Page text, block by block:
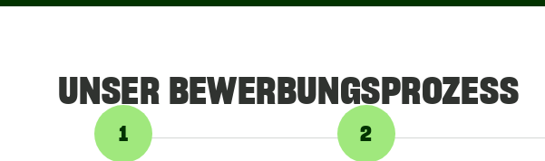
UNSER BEWERBUNGSPROZESS
1 2